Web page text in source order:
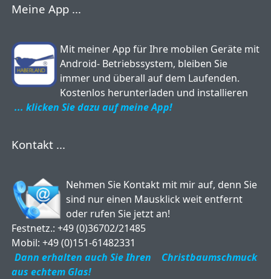
Meine App ...
Mit meiner App für Ihre mobilen Geräte mit
Android- Betriebssystem, bleiben Sie
immer und überall auf dem Laufenden.
Kostenlos herunterladen und installieren
... klicken Sie dazu auf meine App!
Kontakt ...
Nehmen Sie Kontakt mit mir auf, denn Sie
sind nur einen Mausklick weit entfernt
oder rufen Sie jetzt an!
Festnetz.: +49 (0)36702/21485
Mobil: +49 (0)151-61482331
Dann erhalten auch Sie Ihren
Christbaumschmuck
aus echtem Glas!